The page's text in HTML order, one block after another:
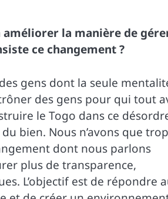
améliorer la manière de
ce changement ?
gens dont la seule
des gens pour qui tout
le Togo dans ce
bien. Nous n’avons que trop
dont nous parlons
plus de transparence,
L’objectif est de répondre